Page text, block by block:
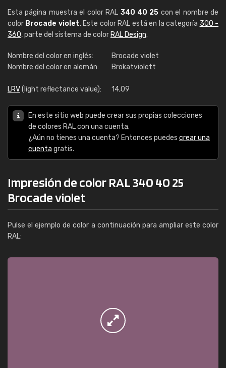
Esta página muestra el color RAL 340 40 25 con el nombre de
color Brocade violet. Este color RAL está en la categoría 300 -
360, parte del sistema de color RAL Design.
Nombre del color en inglés:
Brocade violet
Nombre del color en alemán:
Brokatviolett
LRV(light reflectance value): 14,09
En este sitio web puede crear sus propias colecciones
de colores RAL con una cuenta.
¿Aún no tienes una cuenta? Entonces puedes crear una
cuenta gratis.
Impresión de color RAL 340 40 25
Brocade violet
Pulse el ejemplo de color a continuación para ampliar este color
RAL: